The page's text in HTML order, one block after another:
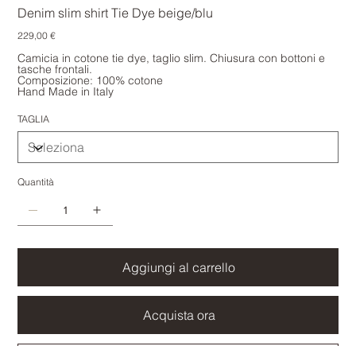
Denim slim shirt Tie Dye beige/blu
Prezzo
229,00 €
Camicia in cotone tie dye, taglio slim. Chiusura con bottoni e
tasche frontali.
Composizione: 100% cotone
Hand Made in Italy
TAGLIA
Quantità
Aggiungi al carrello
Acquista ora